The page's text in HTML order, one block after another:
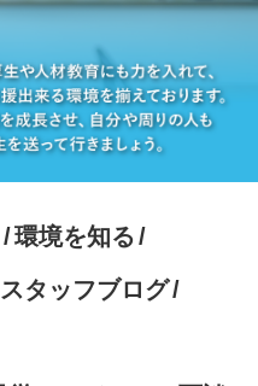
環境を知る
スタッフブログ